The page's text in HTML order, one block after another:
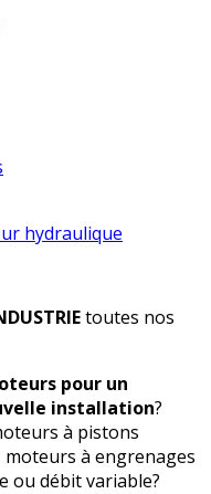
hydraulique
toutes nos
pour un
installation?
à pistons
à engrenages
ou débit variable?